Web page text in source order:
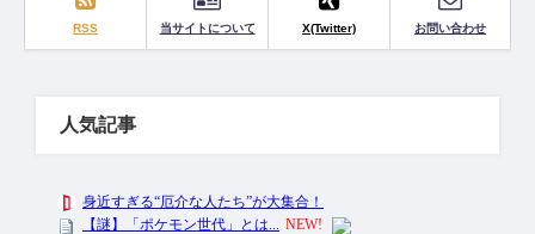
RSS 当サイトについて X(Twitter) お問い合わせ
人気記事